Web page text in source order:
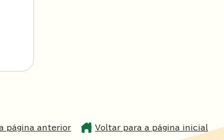
página anterior Voltar para a página inicial